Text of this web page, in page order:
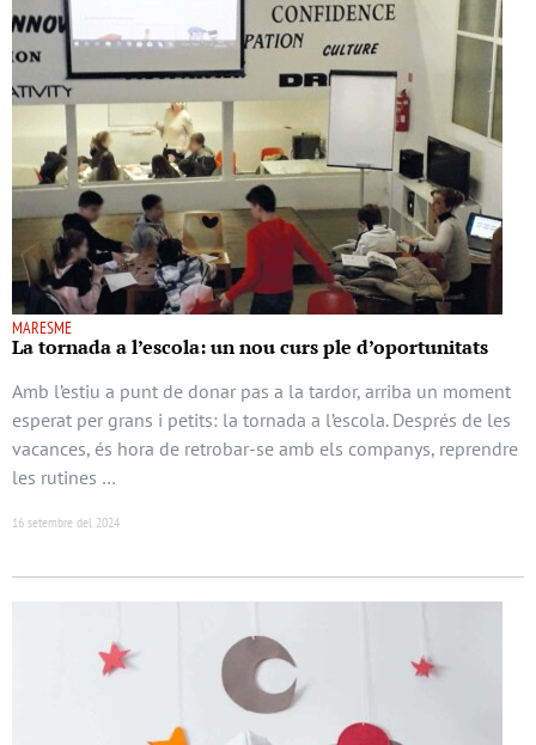
MARESME
La tornada a l’escola: un nou curs ple d’oportunitats
Amb l’estiu a punt de donar pas a la tardor, arriba un moment
esperat per grans i petits: la tornada a l’escola. Després de les
vacances, és hora de retrobar-se amb els companys, reprendre
les rutines …
16 setembre del 2024